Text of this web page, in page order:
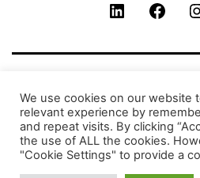
LinkedIn
We use cookies on our website
relevant experience by
and repeat visits. By clicking
the use of ALL the cookies.
"Cookie Settings" to provide a